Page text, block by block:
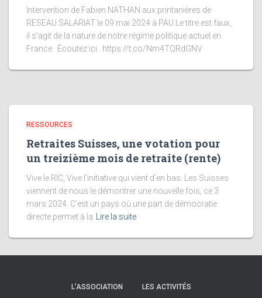
Intervention de Fabien NATHAN aux printanières de
RESEAU SALARIAT le 09 mai 2024 à PAU Le titre est faux,
il s’agit de la nature de notre régime politique actuel en
France. Écoutez ici : https://t.co/Nm4TQRdGNV
RESSOURCES
Retraites Suisses, une votation pour
un treizième mois de retraite (rente)
Vive le RIC, Vive l’initiative qui vient d’en bas. Les Suisses
viennent de nous le démontrer une nouvelle fois, ce 3
mars 2024. C’est un pays où une part de démocratie
directe permet à la Lire la suite
L’ASSOCIATION LES ACTIVITÉS